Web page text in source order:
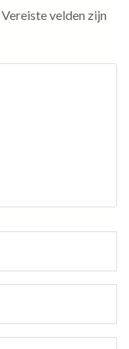
Vereiste velden zijn